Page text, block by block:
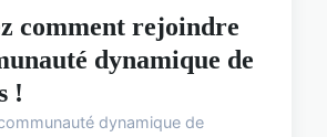
comment rejoindre
dynamique de
!
dynamique de